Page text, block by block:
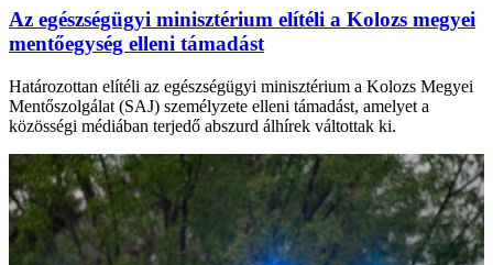
Az egészségügyi minisztérium elítéli a Kolozs megyei
mentőegység elleni támadást
Határozottan elítéli az egészségügyi minisztérium a Kolozs Megyei
Mentőszolgálat (SAJ) személyzete elleni támadást, amelyet a
közösségi médiában terjedő abszurd álhírek váltottak ki.